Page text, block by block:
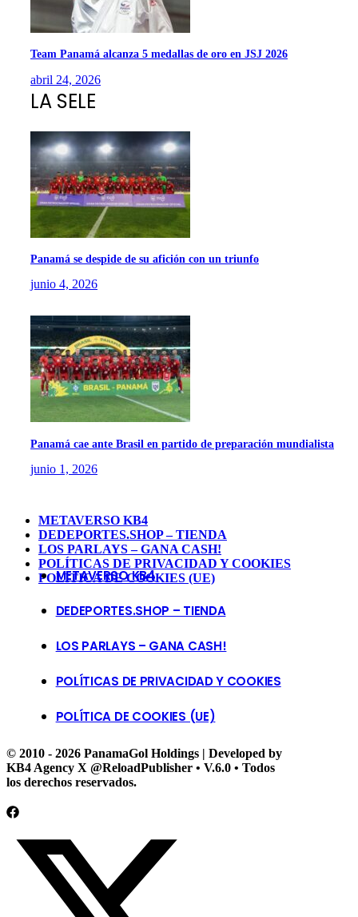
Team Panamá alcanza 5 medallas de oro en JSJ 2026
abril 24, 2026
LA SELE
Panamá se despide de su afición con un triunfo
junio 4, 2026
Panamá cae ante Brasil en partido de preparación mundialista
junio 1, 2026
METAVERSO KB4
DEDEPORTES.SHOP – TIENDA
LOS PARLAYS – GANA CASH!
POLÍTICAS DE PRIVACIDAD Y COOKIES
POLÍTICA DE COOKIES (UE)
METAVERSO KB4
DEDEPORTES.SHOP – TIENDA
LOS PARLAYS – GANA CASH!
POLÍTICAS DE PRIVACIDAD Y COOKIES
POLÍTICA DE COOKIES (UE)
© 2010 - 2026 PanamaGol Holdings | Developed by
KB4 Agency X @ReloadPublisher • V.6.0 • Todos
los derechos reservados.